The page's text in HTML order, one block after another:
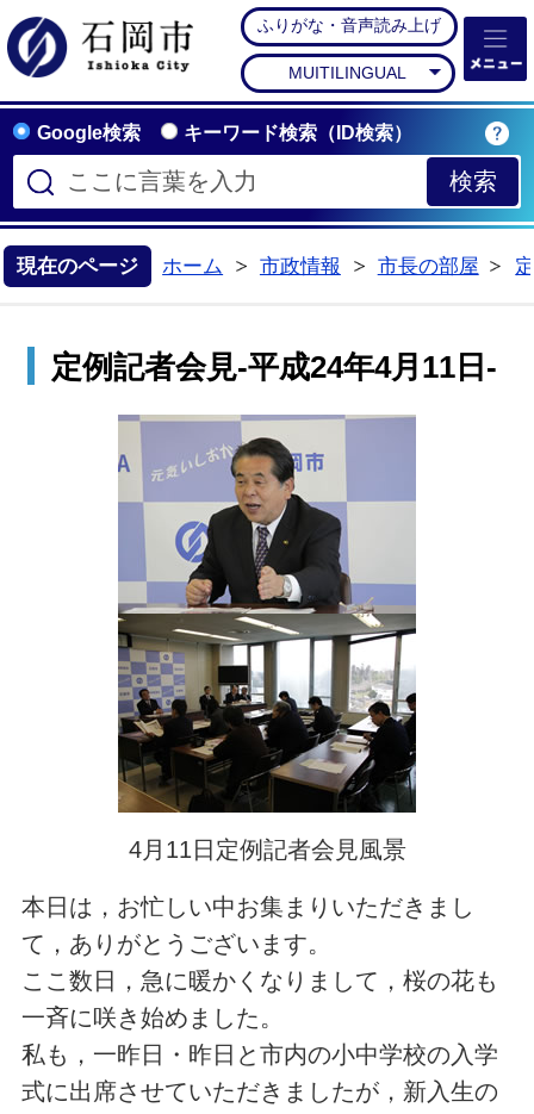
石岡市公式ホームペー
ふりがな・音声読み上げ
MUITILINGUAL
Google検索 キーワード検索（ID検索）
現在のページ ホーム
市政情報
市長の部屋
定例記者会見-平成24年4月11日-
4月11日定例記者会見風景
本日は，お忙しい中お集まりいただきまし
て，ありがとうございます。
ここ数日，急に暖かくなりまして，桜の花も
一斉に咲き始めました。
私も，一昨日・昨日と市内の小中学校の入学
式に出席させていただきましたが，新入生の